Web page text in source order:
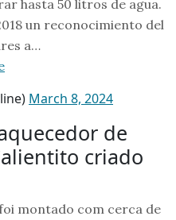
hasta 50 litros de agua.
un reconocimiento del
a…
March 8, 2024
de
criado
montado com cerca de